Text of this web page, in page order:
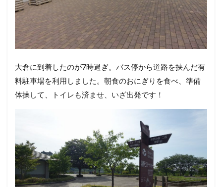
大倉に到着したのが7時過ぎ。バス停から道路を挟んだ有
料駐車場を利用しました。朝食のおにぎりを食べ、準備
体操して、トイレも済ませ、いざ出発です！